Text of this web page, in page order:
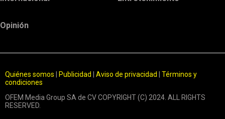
Opinión
Quiénes somos Publicidad Aviso de privacidad
Términos y
condiciones
OFEM Media Group SA de CV COPYRIGHT (C) 2024. ALL RIGHTS
RESERVED.